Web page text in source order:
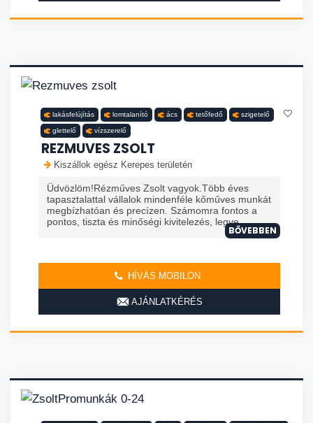
lakásfelújítás lomtalanító ács tetőfedő szigetelő
glettelő vízszerelő
REZMUVES ZSOLT
Kiszállok egész Kerepes területén
Üdvözlöm!Rézműves Zsolt vagyok.Több éves
tapasztalattal vállalok mindenféle kőműves munkát
megbízhatóan és precízen. Számomra fontos a
pontos, tiszta és minőségi kivitelezés, legye...
BŐVEBBEN
HÍVÁS MOBILON
AJÁNLATKÉRÉS